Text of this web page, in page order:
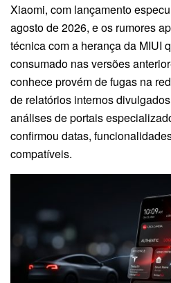
Xiaomi, com lançamento
agosto de 2026, e os rumores
técnica com a herança da MIUI
consumado nas versões
conhece provém de fugas na
de relatórios internos
análises de portais
confirmou datas,
compatíveis.